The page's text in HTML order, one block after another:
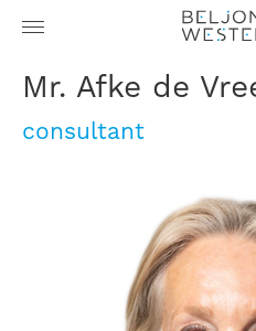
mr. Afke de
consultant